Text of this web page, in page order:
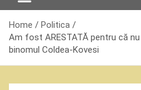
Home
Politica
Am fost ARESTATĂ pentru că
binomul Coldea-Kovesi